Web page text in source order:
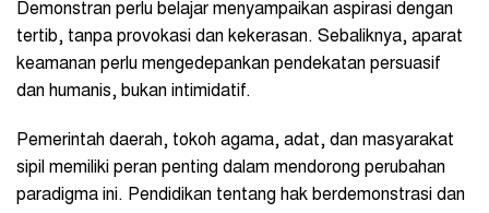
Demonstran perlu belajar menyampaikan aspirasi dengan
tertib, tanpa provokasi dan kekerasan. Sebaliknya, aparat
keamanan perlu mengedepankan pendekatan persuasif
dan humanis, bukan intimidatif.
Pemerintah daerah, tokoh agama, adat, dan masyarakat
sipil memiliki peran penting dalam mendorong perubahan
paradigma ini. Pendidikan tentang hak berdemonstrasi dan